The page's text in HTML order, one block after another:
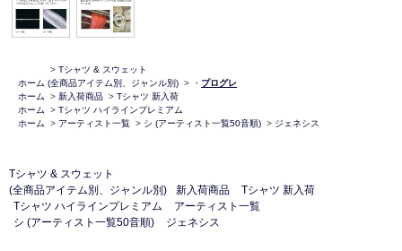
ホーム
> Tシャツ & スウェット
(全商品アイテム別、ジャンル別) > ・ プログレ
ホーム
> 新入荷商品 > Tシャツ 新入荷
ホーム
> Tシャツ ハイラインプレミアム
ホーム
> アーティスト一覧 > シ (アーティスト一覧50音順) > ジェネシス
Tシャツ & スウェット
(全商品アイテム別、ジャンル別)
新入荷商品
Tシャツ 新入荷
Tシャツ ハイラインプレミアム
アーティスト一覧
シ (アーティスト一覧50音順)
ジェネシス